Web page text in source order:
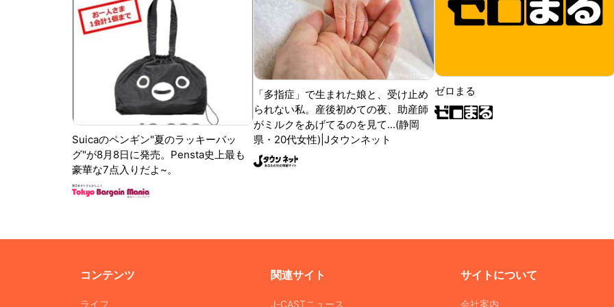
Suicaのペンギン"夏のラッキーバッ
グ"が8月8日に発売。Pensta史上最も
豪華な7点入りだよ~。
「多指症」で生まれた娘と、受け止め
られない私。産後初めての夜、助産師
がミルクをあげてるのを見て...(静岡
県・20代女性)|Jタウンネット
ゼロまる
コンテンツ
ライフ
関連サイト
J-CASTニュース
サイトについて
会社案内